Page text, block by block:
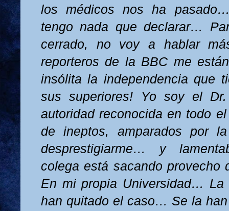
los médicos nos ha
tengo nada que declarar…
cerrado, no voy a hablar
reporteros de la BBC me
insólita la independencia que
sus superiores! Yo soy el
autoridad reconocida en todo
de ineptos, amparados por
desprestigiarme… y
colega está sacando
En mi propia Universidad… La
han quitado el caso… Se la